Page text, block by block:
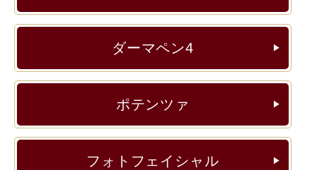
ダーマペン4 ▶︎
ポテンツァ ▶︎
フォトフェイシャル ▶︎